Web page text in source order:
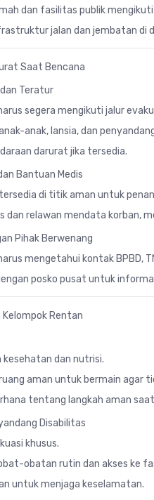
dan fasilitas publik
jalan dan jembatan di
Saat Bencana
Teratur
segera mengikuti jalur
anak, lansia, dan
darurat jika tersedia.
Bantuan Medis
di titik aman untuk
dan relawan mendata korban,
Pihak Berwenang
mengetahui kontak BPBD,
posko pusat untuk
Kelompok Rentan
kesehatan dan nutrisi.
aman untuk bermain agar
tentang langkah aman
Disabilitas
khusus.
obatan rutin dan akses ke
untuk menjaga keselamatan.